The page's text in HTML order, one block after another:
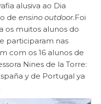
alusiva ao Dia
de ensino outdoor.Foi
os muitos alunos do
participaram nas
com os 16 alunos de
Nines de la Torre:
y de Portugal ya